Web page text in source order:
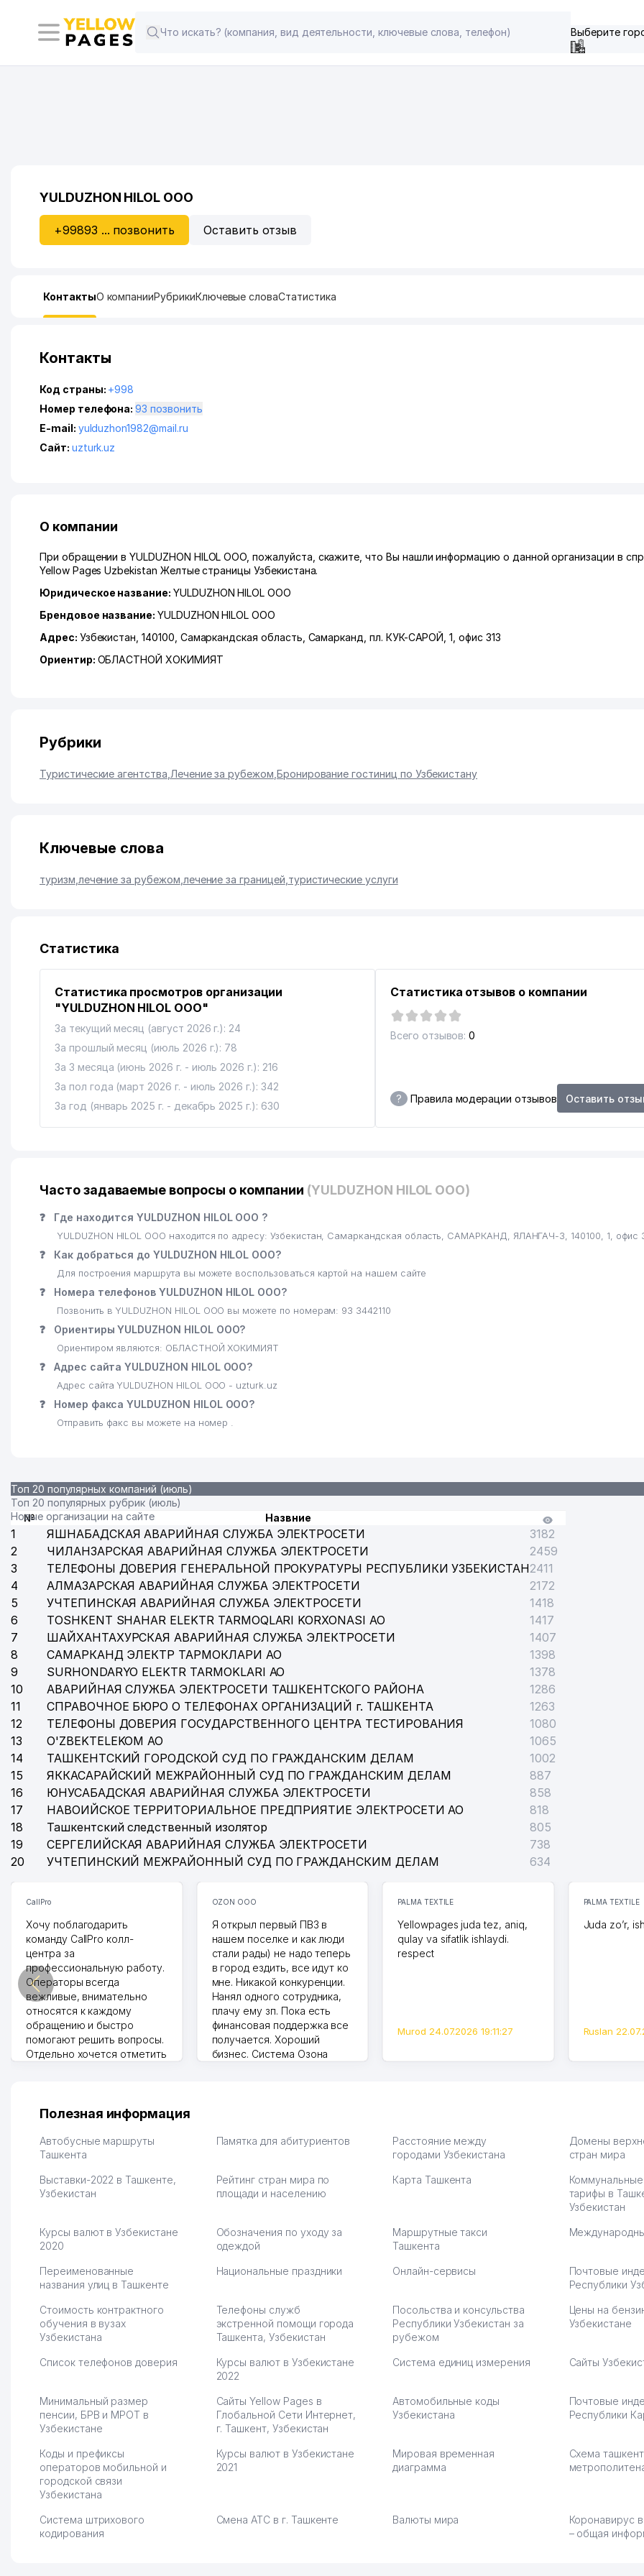
Выберите
YULDUZHON HILOL ООО
+99893 ... позвонить Оставить отзыв
КонтактыО компанииРубрикиКлючевые словаСтатистика
Контакты
Код страны: +998
Номер телефона:
93 позвонить
E-mail: yulduzhon1982@mail.ru
Сайт: uzturk.uz
О компании
При обращении в YULDUZHON HILOL ООО, пожалуйста, скажите, что Вы нашли информацию о данной организации в
Yellow Pages Uzbekistan Желтые страницы Узбекистана.
Юридическое название: YULDUZHON HILOL ООО
Брендовое название: YULDUZHON HILOL ООО
Адрес: Узбекистан, 140100, Самаркандская область Самарканд пл. КУК-САРОЙ , 1, офис 313
Ориентир: ОБЛАСТНОЙ ХОКИМИЯТ
Рубрики
Туристические агентства Лечение за рубежом Бронирование гостиниц по Узбекистану
Ключевые слова
туризм лечение за рубежом лечение за границей туристические услуги
Статистика
Статистика просмотров организации
"YULDUZHON HILOL ООО"
За текущий месяц (август 2026 г.): 24
За прошлый месяц (июль 2026 г.): 78
За 3 месяца (июнь 2026 г. - июль 2026 г.): 216
За пол года (март 2026 г. - июль 2026 г.): 342
За год (январь 2025 г. - декабрь 2025 г.): 630
Статистика отзывов о компании
Всего отзывов: 0
? Правила модерации отзывов Оставить
Часто задаваемые вопросы о компании (YULDUZHON HILOL ООО)
❓ Где находится YULDUZHON HILOL ООО ?
YULDUZHON HILOL ООО находится по адресу: Узбекистан, Самаркандская область, САМАРКАНД, ЯЛАНГАЧ-3, 140100, 1, офис
❓ Как добраться до YULDUZHON HILOL ООО?
Для построения маршрута вы можете воспользоваться картой на нашем сайте
❓ Номера телефонов YULDUZHON HILOL ООО?
Позвонить в YULDUZHON HILOL ООО вы можете по номерам: 93 3442110
❓ Ориентиры YULDUZHON HILOL ООО?
Ориентиром являются: ОБЛАСТНОЙ ХОКИМИЯТ
❓ Адрес сайта YULDUZHON HILOL ООО?
Адрес сайта YULDUZHON HILOL ООО - uzturk.uz
❓ Номер факса YULDUZHON HILOL ООО?
Отправить факс вы можете на номер .
Топ 20 популярных компаний (июль)
Топ 20 популярных рубрик (июль)
Новые организации на сайте
№ Назвние
1 ЯШНАБАДСКАЯ АВАРИЙНАЯ СЛУЖБА ЭЛЕКТРОСЕТИ
3182
2
ЧИЛАНЗАРСКАЯ АВАРИЙНАЯ СЛУЖБА ЭЛЕКТРОСЕТИ
2459
3
ТЕЛЕФОНЫ ДОВЕРИЯ ГЕНЕРАЛЬНОЙ ПРОКУРАТУРЫ РЕСПУБЛИКИ УЗБЕКИСТАН2411
4
АЛМАЗАРСКАЯ АВАРИЙНАЯ СЛУЖБА ЭЛЕКТРОСЕТИ
2172
5
УЧТЕПИНСКАЯ АВАРИЙНАЯ СЛУЖБА ЭЛЕКТРОСЕТИ
1418
6
TOSHKENT SHAHAR ELEKTR TARMOQLARI KORXONASI АО
1417
7
ШАЙХАНТАХУРСКАЯ АВАРИЙНАЯ СЛУЖБА ЭЛЕКТРОСЕТИ
1407
8
САМАРКАНД ЭЛЕКТР ТАРМОКЛАРИ АО
1398
9
SURHONDARYO ELEKTR TARMOKLARI АО
1378
10
АВАРИЙНАЯ СЛУЖБА ЭЛЕКТРОСЕТИ ТАШКЕНТСКОГО РАЙОНА
1286
11
СПРАВОЧНОЕ БЮРО О ТЕЛЕФОНАХ ОРГАНИЗАЦИЙ г. ТАШКЕНТА
1263
12
ТЕЛЕФОНЫ ДОВЕРИЯ ГОСУДАРСТВЕННОГО ЦЕНТРА ТЕСТИРОВАНИЯ
1080
13
O'ZBEKTELEKOM АО
1065
14
ТАШКЕНТСКИЙ ГОРОДСКОЙ СУД ПО ГРАЖДАНСКИМ ДЕЛАМ
1002
15
ЯККАСАРАЙСКИЙ МЕЖРАЙОННЫЙ СУД ПО ГРАЖДАНСКИМ ДЕЛАМ
887
16
ЮНУСАБАДСКАЯ АВАРИЙНАЯ СЛУЖБА ЭЛЕКТРОСЕТИ
858
17
НАВОИЙСКОЕ ТЕРРИТОРИАЛЬНОЕ ПРЕДПРИЯТИЕ ЭЛЕКТРОСЕТИ АО
818
18
Ташкентский следственный изолятор
805
19
СЕРГЕЛИЙСКАЯ АВАРИЙНАЯ СЛУЖБА ЭЛЕКТРОСЕТИ
738
20
УЧТЕПИНСКИЙ МЕЖРАЙОННЫЙ СУД ПО ГРАЖДАНСКИМ ДЕЛАМ 634
CallPro
Хочу поблагодарить
команду CallPro колл-
центра за
профессиональную работу.
Операторы всегда
вежливые, внимательно
относятся к каждому
обращению и быстро
помогают решить вопросы.
Отдельно хочется отметить
их работе значительно
обслуживания клиентов.
Рекомендую этот колл-
партнера для бизнеса.
Vip Brand 31.07.2026 11:43:39
OZON ООО
Я открыл первый ПВЗ в
нашем поселке и как люди
стали рады) не надо теперь
в город ездить, все идут ко
мне. Никакой конкуренции.
Нанял одного сотрудника,
плачу ему зп. Пока есть
финансовая поддержка все
получается. Хороший
бизнес. Система Озона
тут у нас уже есть ПВЗ.
Марат 27.07.2026 08:00:37
PALMA TEXTILE
Yellowpages juda tez, aniq,
qulay va sifatlik ishlaydi.
respect
Murod 24.07.2026 19:11:27
PALMA TEXTILE
Juda zo’r,
Ruslan
Полезная информация
Автобусные маршруты
Ташкента
Памятка для абитуриентов
Расстояние между
городами Узбекистана
Домены
стран мира
Выставки-2022 в Ташкенте,
Узбекистан
Рейтинг стран мира по
площади и населению
Карта Ташкента
тарифы в
Узбекистан
Курсы валют в Узбекистане
2020
Обозначения по уходу за
одеждой
Маршрутные такси
Ташкента
Переименованные
названия улиц в Ташкенте
Национальные праздники Онлайн-сервисы
Почтовые
Республики
Стоимость контрактного
обучения в вузах
Узбекистана
Телефоны служб
экстренной помощи города
Ташкента, Узбекистан
Посольства и консульства
Республики Узбекистан за
рубежом
Цены на
Узбекистане
Список телефонов доверия
Курсы валют в Узбекистане
2022
Система единиц измерения Сайты
Минимальный размер
пенсии, БРВ и МРОТ в
Узбекистане
Сайты Yellow Pages в
Глобальной Сети Интернет,
г. Ташкент, Узбекистан
Автомобильные коды
Узбекистана
Почтовые
Республики
Коды и префиксы
операторов мобильной и
городской связи
Узбекистана
Курсы валют в Узбекистане
2021
Мировая временная
диаграмма
Схема
Система штрихового
кодирования
Смена АТС в г. Ташкенте Валюты мира
Коронавирус
– общая